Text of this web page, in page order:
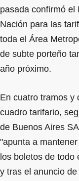
pasada confirmó el
Nación para las
toda el Área
de subte porteño
año próximo.
En cuatro tramos y
cuadro tarifario,
de Buenos Aires
"apunta a
los boletos de
y tras el anuncio